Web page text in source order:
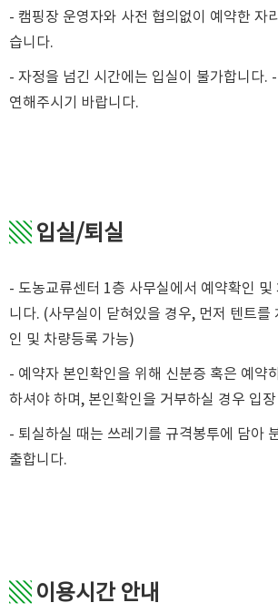
- 캠핑장 운영자와 사전 협의없이 예약한 자
습니다.
- 자정을 넘긴 시간에는 입실이 불가합니다.
연해주시기 바랍니다.
▧ 입실/퇴실
- 도농교류센터 1층 사무실에서 예약확인 및
니다. (사무실이 닫혀있을 경우, 먼저 텐트를
인 및 차량등록 가능)
- 예약자 본인확인을 위해 신분증 혹은 예약
하셔야 하며, 본인확인을 거부하실 경우 입
- 퇴실하실 때는 쓰레기를 규격봉투에 담아
출합니다.
▧ 이용시간 안내